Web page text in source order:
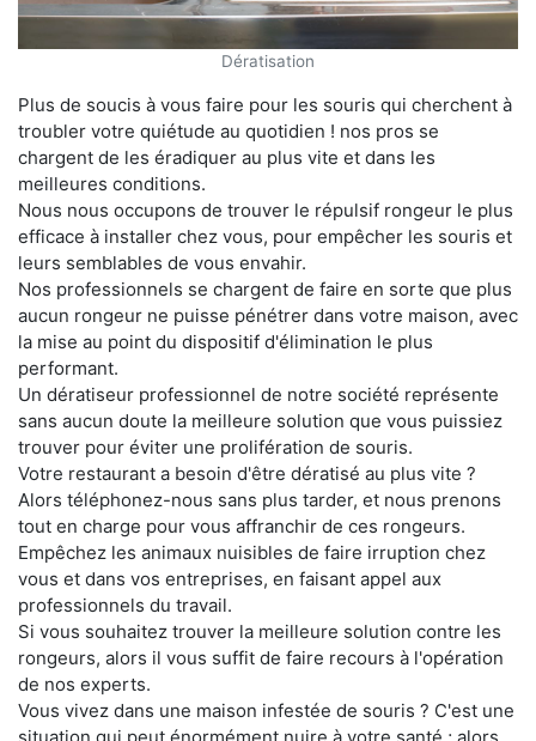
Dératisation
Plus de soucis à vous faire pour les souris qui cherchent à
troubler votre quiétude au quotidien ! nos pros se
chargent de les éradiquer au plus vite et dans les
meilleures conditions.
Nous nous occupons de trouver le répulsif rongeur le plus
efficace à installer chez vous, pour empêcher les souris et
leurs semblables de vous envahir.
Nos professionnels se chargent de faire en sorte que plus
aucun rongeur ne puisse pénétrer dans votre maison, avec
la mise au point du dispositif d'élimination le plus
performant.
Un dératiseur professionnel de notre société représente
sans aucun doute la meilleure solution que vous puissiez
trouver pour éviter une prolifération de souris.
Votre restaurant a besoin d'être dératisé au plus vite ?
Alors téléphonez-nous sans plus tarder, et nous prenons
tout en charge pour vous affranchir de ces rongeurs.
Empêchez les animaux nuisibles de faire irruption chez
vous et dans vos entreprises, en faisant appel aux
professionnels du travail.
Si vous souhaitez trouver la meilleure solution contre les
rongeurs, alors il vous suffit de faire recours à l'opération
de nos experts.
Vous vivez dans une maison infestée de souris ? C'est une
situation qui peut énormément nuire à votre santé ; alors